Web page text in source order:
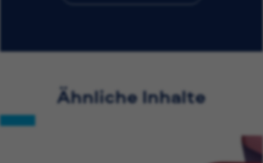
Ähnliche Inhalte